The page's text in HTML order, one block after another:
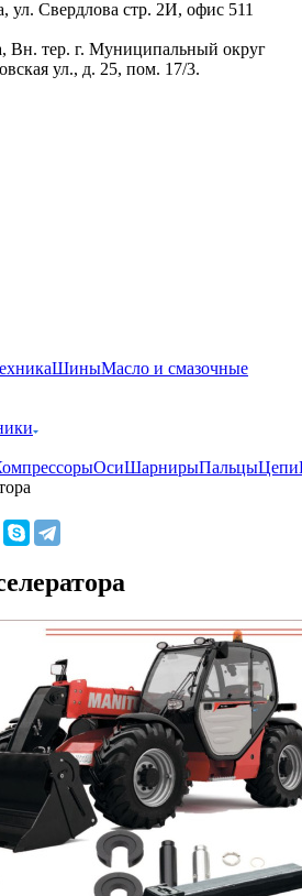
ул. Свердлова стр. 2И, офис 511
Вн. тер. г. Муниципальный округ
ул., д. 25, пом. 17/3.
ШиныМасло и смазочные
ОсиШарнирыПальцыЦепи